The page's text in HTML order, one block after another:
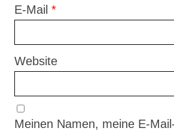
E-Mail *
Website
Meinen Namen, meine E-